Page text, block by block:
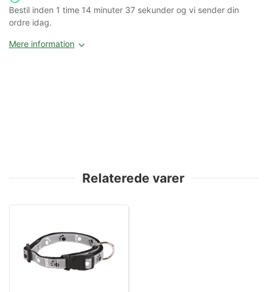
Bestil inden 1 time 14 minuter 37 sekunder og vi sender din
ordre idag.
Mere information
Relaterede varer